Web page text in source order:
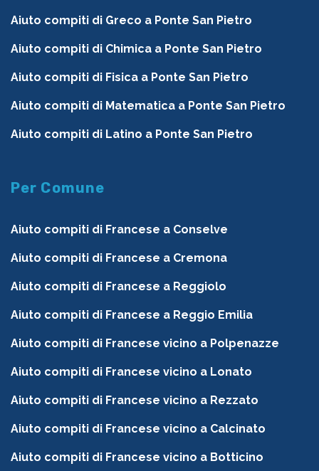
Aiuto compiti di Greco a Ponte San Pietro
Aiuto compiti di Chimica a Ponte San Pietro
Aiuto compiti di Fisica a Ponte San Pietro
Aiuto compiti di Matematica a Ponte San Pietro
Aiuto compiti di Latino a Ponte San Pietro
Per Comune
Aiuto compiti di Francese a Conselve
Aiuto compiti di Francese a Cremona
Aiuto compiti di Francese a Reggiolo
Aiuto compiti di Francese a Reggio Emilia
Aiuto compiti di Francese vicino a Polpenazze
Aiuto compiti di Francese vicino a Lonato
Aiuto compiti di Francese vicino a Rezzato
Aiuto compiti di Francese vicino a Calcinato
Aiuto compiti di Francese vicino a Botticino